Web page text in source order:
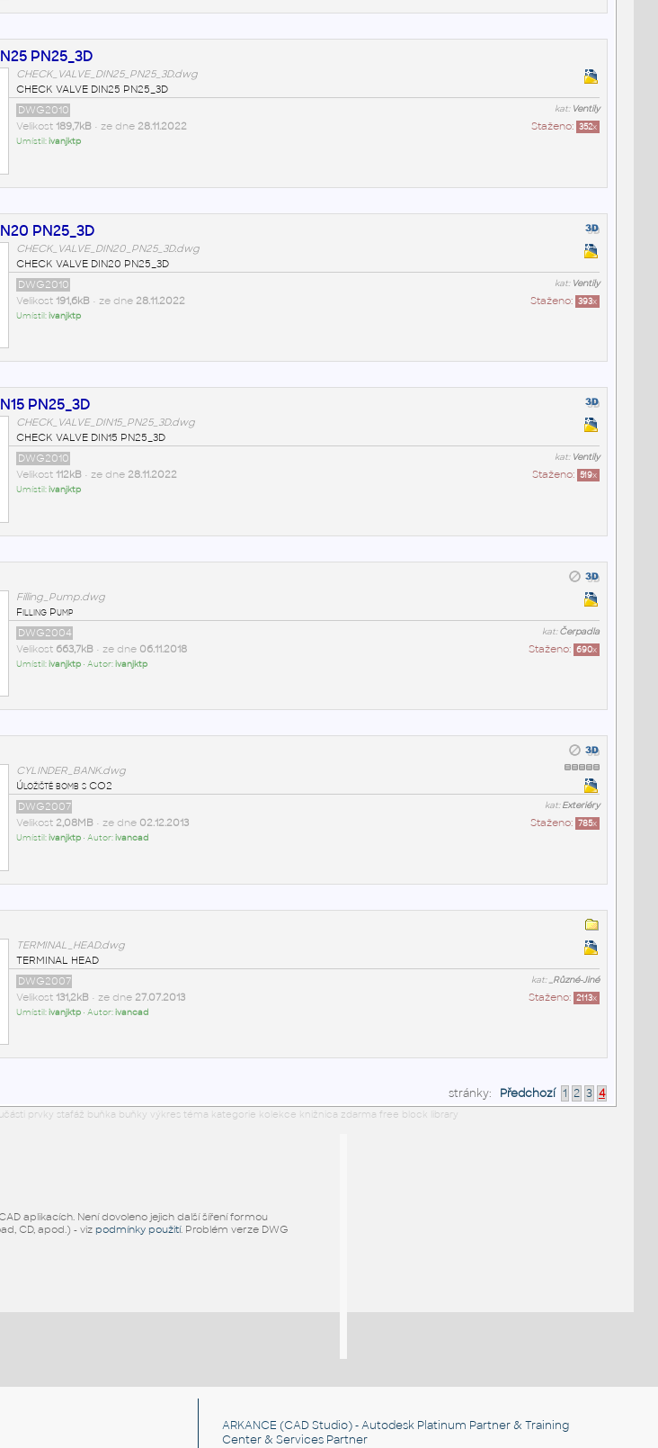
PN25_3D
CHECK_VALVE_DIN25_PN25_3D.dwg
CHECK VALVE DIN25 PN25_3D
kat: Ventily
DWG2010
Staženo: 352x
Velikost 189,7kB• ze dne 28.11.2022
Umístil:ivanjktp
PN25_3D
CHECK_VALVE_DIN20_PN25_3D.dwg
CHECK VALVE DIN20 PN25_3D
kat: Ventily
DWG2010
Staženo: 393x
Velikost 191,6kB• ze dne 28.11.2022
Umístil:ivanjktp
PN25_3D
CHECK_VALVE_DIN15_PN25_3D.dwg
CHECK VALVE DIN15 PN25_3D
kat: Ventily
DWG2010
Staženo: 519x
Velikost 112kB• ze dne 28.11.2022
Umístil:ivanjktp
Filling_Pump.dwg
Filling Pump
kat:Čerpadla
DWG2004
Staženo: 690x
Velikost 663,7kB• ze dne 06.11.2018
Umístil:ivanjktp• Autor:ivanjktp
CYLINDER_BANK.dwg
Úložiště bomb s CO2
kat:Exteriéry
DWG2007
Staženo: 785x
Velikost 2,08MB• ze dne 02.12.2013
Umístil:ivanjktp• Autor:ivancad
TERMINAL_HEAD.dwg
TERMINAL HEAD
kat:_Různé-Jiné
DWG2007
Staženo: 2113x
Velikost 131,2kB• ze dne 27.07.2013
Umístil:ivanjktp• Autor:ivancad
stránky: Předchozí 1 2 3 4
prvky stafáž buňka buňky výkres téma kategorie kolekce knižnica zdarma free block library
aplikacích. Není dovoleno jejich další šíření formou
CD, apod.) - viz podmínky použití. Problém verze DWG
ARKANCE (CAD Studio) - Autodesk Platinum Partner & Training
Center & Services Partner